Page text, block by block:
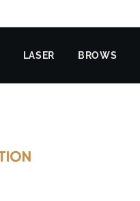
LASER BROWS